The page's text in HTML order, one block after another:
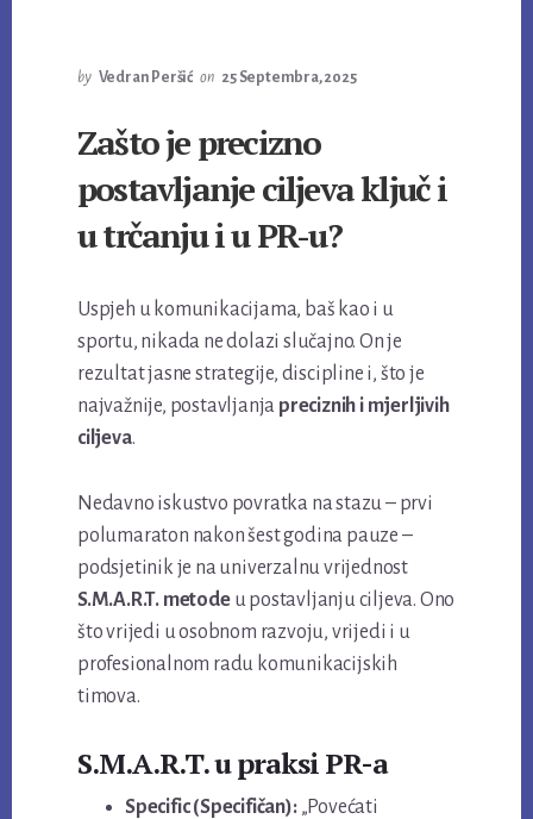
by Vedran Peršić on 25 Septembra, 2025
Zašto je precizno
postavljanje ciljeva ključ i
u trčanju i u PR-u?
Uspjeh u komunikacijama, baš kao i u
sportu, nikada ne dolazi slučajno. On je
rezultat jasne strategije, discipline i, što je
najvažnije, postavljanja preciznih i mjerljivih
ciljeva.
Nedavno iskustvo povratka na stazu – prvi
polumaraton nakon šest godina pauze –
podsjetinik je na univerzalnu vrijednost
S.M.A.R.T. metodeu postavljanju ciljeva. Ono
što vrijedi u osobnom razvoju, vrijedi i u
profesionalnom radu komunikacijskih
timova.
S.M.A.R.T. u praksi PR-a
Specific (Specifičan):„Povećati